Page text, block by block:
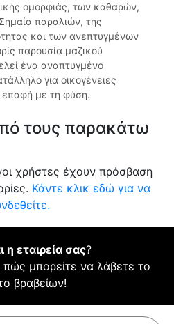
ομορφιάς, των καθαρών,
παραλιών, της
και των ανεπτυγμένων
παρουσία μαζικού
ένα αναπτυγμένο
για οικογένειες
επαφή με τη φύση.
τους παρακάτω
χρήστες έχουν πρόσβαση
Κάντε κλικ εδώ για να
η εταιρεία σας?
πώς μπορείτε να λάβετε το
βραβείων!